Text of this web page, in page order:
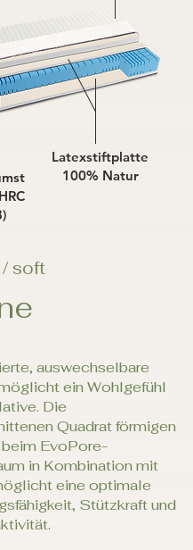
Latexstiftplatte
100% Natur
soft
auswechselbare
ein Wohlgefühl
Die
Quadrat förmigen
EvoPore-
in Kombination mit
eine optimale
Stützkraft und